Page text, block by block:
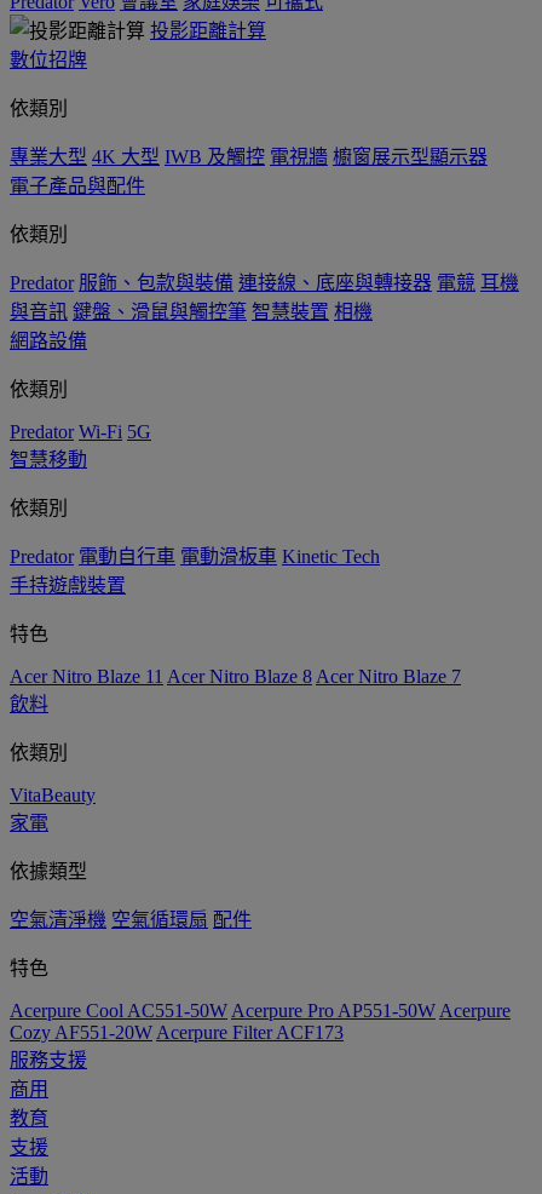
投影距離計算
數位招牌
依類別
專業大型 4K 大型 IWB 及觸控 電視牆 櫥窗展示型顯示器
電子產品與配件
依類別
Predator 服飾、包款與裝備 連接線、底座與轉接器 電競 耳機
與音訊 鍵盤、滑鼠與觸控筆 智慧裝置 相機
網路設備
依類別
Predator Wi-Fi 5G
智慧移動
依類別
Predator 電動自行車 電動滑板車 Kinetic Tech
手持遊戲裝置
特色
Acer Nitro Blaze 11 Acer Nitro Blaze 8 Acer Nitro Blaze 7
飲料
依類別
VitaBeauty
家電
依據類型
空氣清淨機 空氣循環扇 配件
特色
Acerpure Cool AC551-50W Acerpure Pro AP551-50W Acerpure
Cozy AF551-20W Acerpure Filter ACF173
服務支援
商用
教育
支援
活動